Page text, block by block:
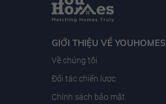
GIỚI THIỆU VỀ YOUHOMES
Về chúng tôi
Đối tác chiến lược
Chính sách bảo mật